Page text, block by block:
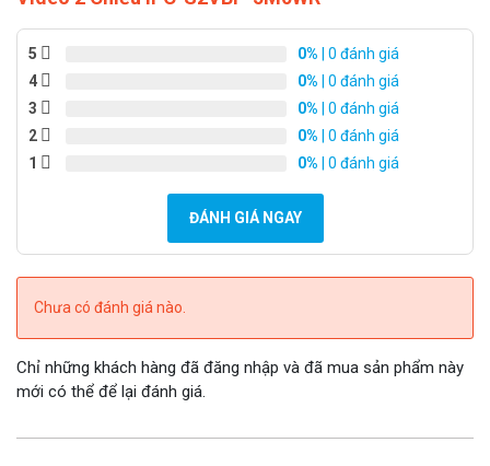
Camera Imou REX VT Pro dùng pin
Camera IMOU REX VT Pro (dùng pin) là dòng
dùng pingọi video 2 chiều trực tiếp đầu tiên được tích hợp
thêm màn hình để thực hiện cuộc gọi video vô cùng dễ dàng.
Camera trong nhà IMOU REX VT PRO có tính năng giám sát
5 0% | 0 đánh giá
4
0% | 0 đánh giá
3
0% | 0 đánh giá
2
0% | 0 đánh giá
1
0% | 0 đánh giá
ĐÁNH GIÁ NGAY
Chưa có đánh giá nào.
Chỉ những khách hàng đã đăng nhập và đã mua sản phẩm này
mới có thể để lại đánh giá.